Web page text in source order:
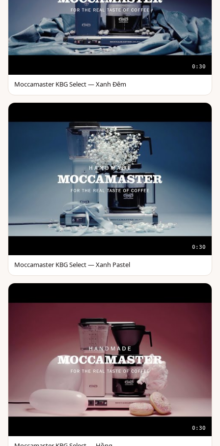
0:30
Moccamaster KBG Select — Xanh Đêm
0:30
Moccamaster KBG Select — Xanh Pastel
0:30